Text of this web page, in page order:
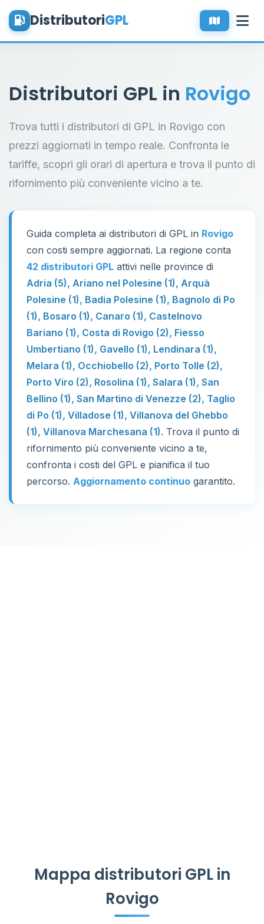
DistributoriGPL
Distributori GPL in Rovigo
Trova tutti i distributori di GPL in Rovigo con
prezzi aggiornati in tempo reale. Confronta le
tariffe, scopri gli orari di apertura e trova il punto di
rifornimento più conveniente vicino a te.
Guida completa ai distributori di GPL in Rovigo
con costi sempre aggiornati. La regione conta
42 distributori GPL attivi nelle province di
Adria (5), Ariano nel Polesine (1), Arquà
Polesine (1), Badia Polesine (1), Bagnolo di Po
(1), Bosaro (1), Canaro (1), Castelnovo
Bariano (1), Costa di Rovigo (2), Fiesso
Umbertiano (1), Gavello (1), Lendinara (1),
Melara (1), Occhiobello (2), Porto Tolle (2),
Porto Viro (2), Rosolina (1), Salara (1), San
Bellino (1), San Martino di Venezze (2), Taglio
di Po (1), Villadose (1), Villanova del Ghebbo
(1), Villanova Marchesana (1). Trova il punto di
rifornimento più conveniente vicino a te,
confronta i costi del GPL e pianifica il tuo
percorso. Aggiornamento continuo garantito.
Mappa distributori GPL in
Rovigo